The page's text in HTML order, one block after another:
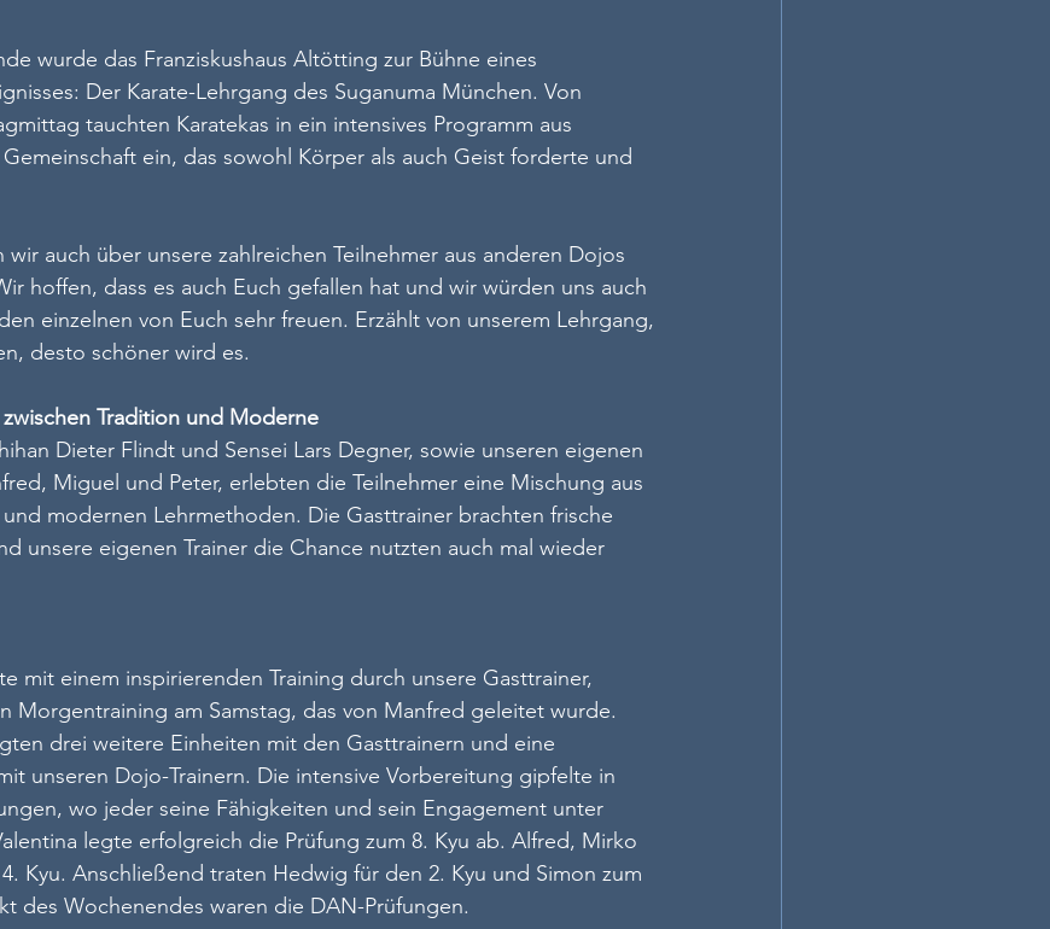
wurde das Franziskushaus Altötting zur Bühne eines
Der Karate-Lehrgang des Suganuma München. Von
tauchten Karatekas in ein intensives Programm aus
ein, das sowohl Körper als auch Geist forderte und
auch über unsere zahlreichen Teilnehmer aus anderen Dojos
hoffen, dass es auch Euch gefallen hat und wir würden uns auch
einzelnen von Euch sehr freuen. Erzählt von unserem Lehrgang,
desto schöner wird es.
Tradition und Moderne
Dieter Flindt und Sensei Lars Degner, sowie unseren eigenen
Miguel und Peter, erlebten die Teilnehmer eine Mischung aus
modernen Lehrmethoden. Die Gasttrainer brachten frische
unsere eigenen Trainer die Chance nutzten auch mal wieder
mit einem inspirierenden Training durch unsere Gasttrainer,
Morgentraining am Samstag, das von Manfred geleitet wurde.
drei weitere Einheiten mit den Gasttrainern und eine
unseren Dojo-Trainern. Die intensive Vorbereitung gipfelte in
wo jeder seine Fähigkeiten und sein Engagement unter
legte erfolgreich die Prüfung zum 8. Kyu ab. Alfred, Mirko
Kyu. Anschließend traten Hedwig für den 2. Kyu und Simon zum
des Wochenendes waren die DAN-Prüfungen.